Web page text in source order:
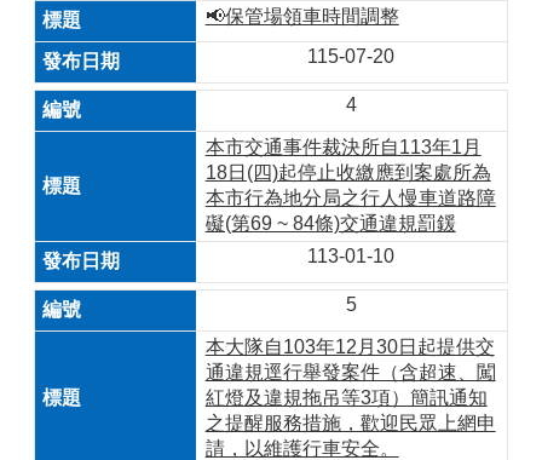
📢保管場領車時間調整
115-07-20
4
本市交通事件裁決所自113年1月
18日(四)起停止收繳應到案處所為
本市行為地分局之行人慢車道路障
礙(第69 ~ 84條)交通違規罰鍰
113-01-10
5
本大隊自103年12月30日起提供交
通違規逕行舉發案件（含超速、闖
紅燈及違規拖吊等3項）簡訊通知
之提醒服務措施，歡迎民眾上網申
請，以維護行車安全。